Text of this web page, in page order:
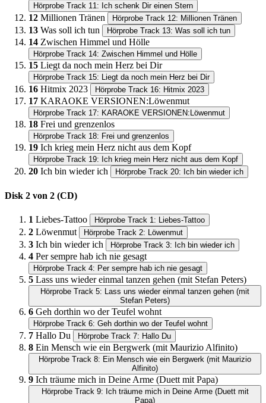
Hörprobe Track 11: Ich schenk Dir einen Stern
12 Millionen Tränen Hörprobe Track 12: Millionen Tränen
13 Was soll ich tun Hörprobe Track 13: Was soll ich tun
14 Zwischen Himmel und Hölle
Hörprobe Track 14: Zwischen Himmel und Hölle
15 Liegt da noch mein Herz bei Dir
Hörprobe Track 15: Liegt da noch mein Herz bei Dir
16 Hitmix 2023 Hörprobe Track 16: Hitmix 2023
17 KARAOKE VERSIONEN:Löwenmut
Hörprobe Track 17: KARAOKE VERSIONEN:Löwenmut
18 Frei und grenzenlos
Hörprobe Track 18: Frei und grenzenlos
19 Ich krieg mein Herz nicht aus dem Kopf
Hörprobe Track 19: Ich krieg mein Herz nicht aus dem Kopf
20 Ich bin wieder ich Hörprobe Track 20: Ich bin wieder ich
Disk 2 von 2 (CD)
1 Liebes-Tattoo Hörprobe Track 1: Liebes-Tattoo
2 Löwenmut Hörprobe Track 2: Löwenmut
3 Ich bin wieder ich Hörprobe Track 3: Ich bin wieder ich
4 Per sempre hab ich nie gesagt
Hörprobe Track 4: Per sempre hab ich nie gesagt
5 Lass uns wieder einmal tanzen gehen (mit Stefan Peters)
Hörprobe Track 5: Lass uns wieder einmal tanzen gehen (mit
Stefan Peters)
6 Geh dorthin wo der Teufel wohnt
Hörprobe Track 6: Geh dorthin wo der Teufel wohnt
7 Hallo Du Hörprobe Track 7: Hallo Du
8 Ein Mensch wie ein Bergwerk (mit Maurizio Alfinito)
Hörprobe Track 8: Ein Mensch wie ein Bergwerk (mit Maurizio
Alfinito)
9 Ich träume mich in Deine Arme (Duett mit Papa)
Hörprobe Track 9: Ich träume mich in Deine Arme (Duett mit
Papa)